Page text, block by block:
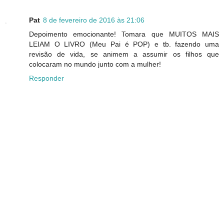
Pat 8 de fevereiro de 2016 às 21:06
Depoimento emocionante! Tomara que MUITOS MAIS
LEIAM O LIVRO (Meu Pai é POP) e tb. fazendo uma
revisão de vida, se animem a assumir os filhos que
colocaram no mundo junto com a mulher!
Responder